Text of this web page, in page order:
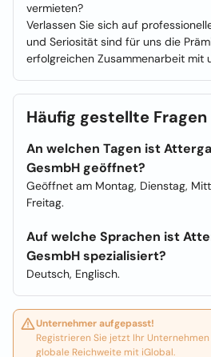
vermieten?
Verlassen Sie sich auf
und Seriosität sind für uns die
erfolgreichen Zusammenarbeit mit
Häufig gestellte Fragen
An welchen Tagen ist
GesmbH geöffnet?
Geöffnet am Montag, Dienstag,
Freitag.
Auf welche Sprachen ist
GesmbH spezialisiert?
Deutsch, Englisch.
Unternehmer aufgepasst!
Registrieren Sie jetzt Ihr
globale Reichweite mit iGlobal.